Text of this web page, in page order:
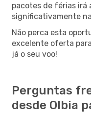
pacotes de férias irá
significativamente
Não perca esta
excelente oferta
já o seu voo!
Perguntas
desde Olbia